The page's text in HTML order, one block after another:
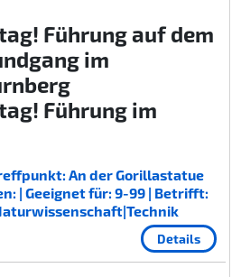
Führung auf dem
im
Führung im
An der Gorillastatue
| Geeignet für: 9-99 | Betrifft:
Details